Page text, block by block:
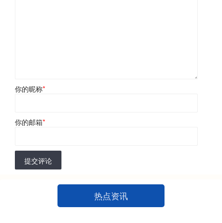
你的昵称*
你的邮箱*
提交评论
热点资讯